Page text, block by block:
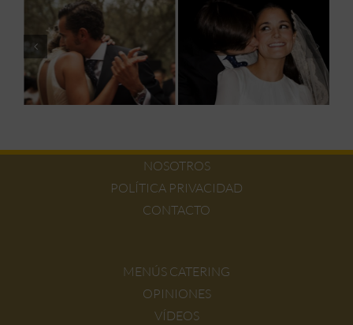
sinónimo de
buen recuerdo.
emociones"
con Patricia
Salinero de
NOSOTROS
POLÍTICA PRIVACIDAD
CONTACTO
MENÚS CATERING
OPINIONES
VÍDEOS